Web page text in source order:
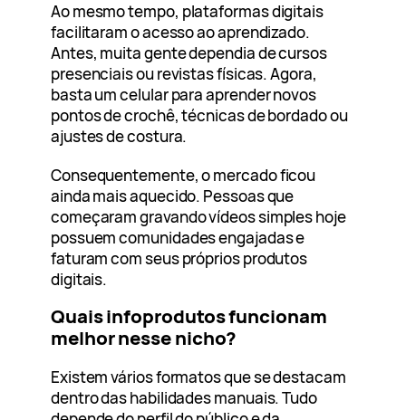
Ao mesmo tempo, plataformas digitais
facilitaram o acesso ao aprendizado.
Antes, muita gente dependia de cursos
presenciais ou revistas físicas. Agora,
basta um celular para aprender novos
pontos de crochê, técnicas de bordado ou
ajustes de costura.
Consequentemente, o mercado ficou
ainda mais aquecido. Pessoas que
começaram gravando vídeos simples hoje
possuem comunidades engajadas e
faturam com seus próprios produtos
digitais.
Quais infoprodutos funcionam
melhor nesse nicho?
Existem vários formatos que se destacam
dentro das habilidades manuais. Tudo